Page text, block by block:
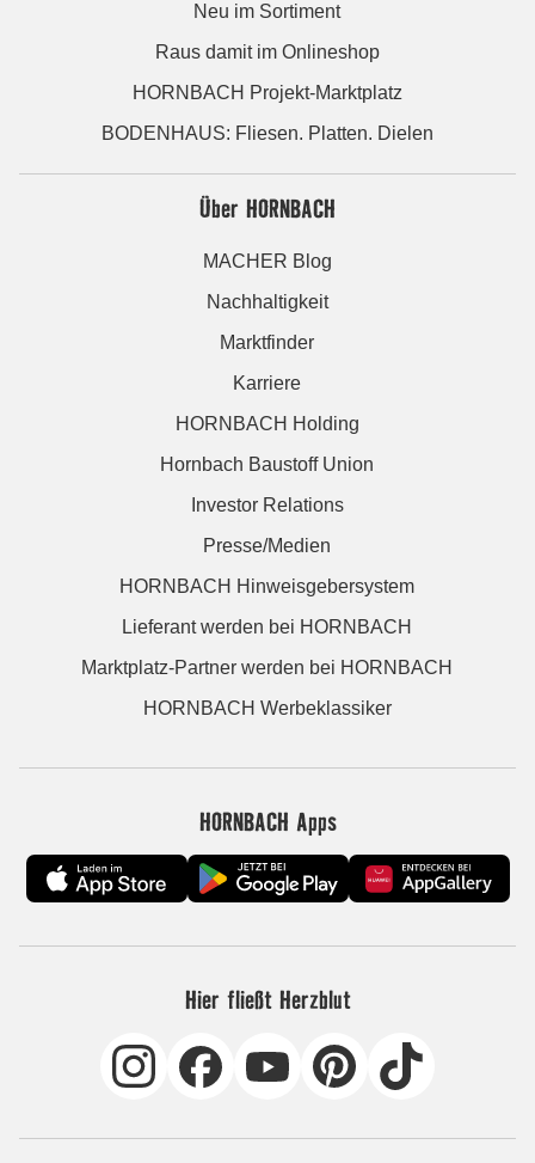
Neu im Sortiment
Raus damit im Onlineshop
HORNBACH Projekt-Marktplatz
BODENHAUS: Fliesen. Platten. Dielen
Über HORNBACH
MACHER Blog
Nachhaltigkeit
Marktfinder
Karriere
HORNBACH Holding
Hornbach Baustoff Union
Investor Relations
Presse/Medien
HORNBACH Hinweisgebersystem
Lieferant werden bei HORNBACH
Marktplatz-Partner werden bei HORNBACH
HORNBACH Werbeklassiker
HORNBACH Apps
Hier fließt Herzblut